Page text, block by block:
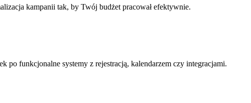
kampanii tak, by Twój budżet pracował efektywnie.
funkcjonalne systemy z rejestracją, kalendarzem czy integracjami.